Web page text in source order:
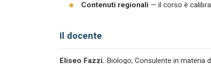
Contenuti regionali — il corso è
Il docente
Eliseo Fazzi. Biologo; Consulente in materia